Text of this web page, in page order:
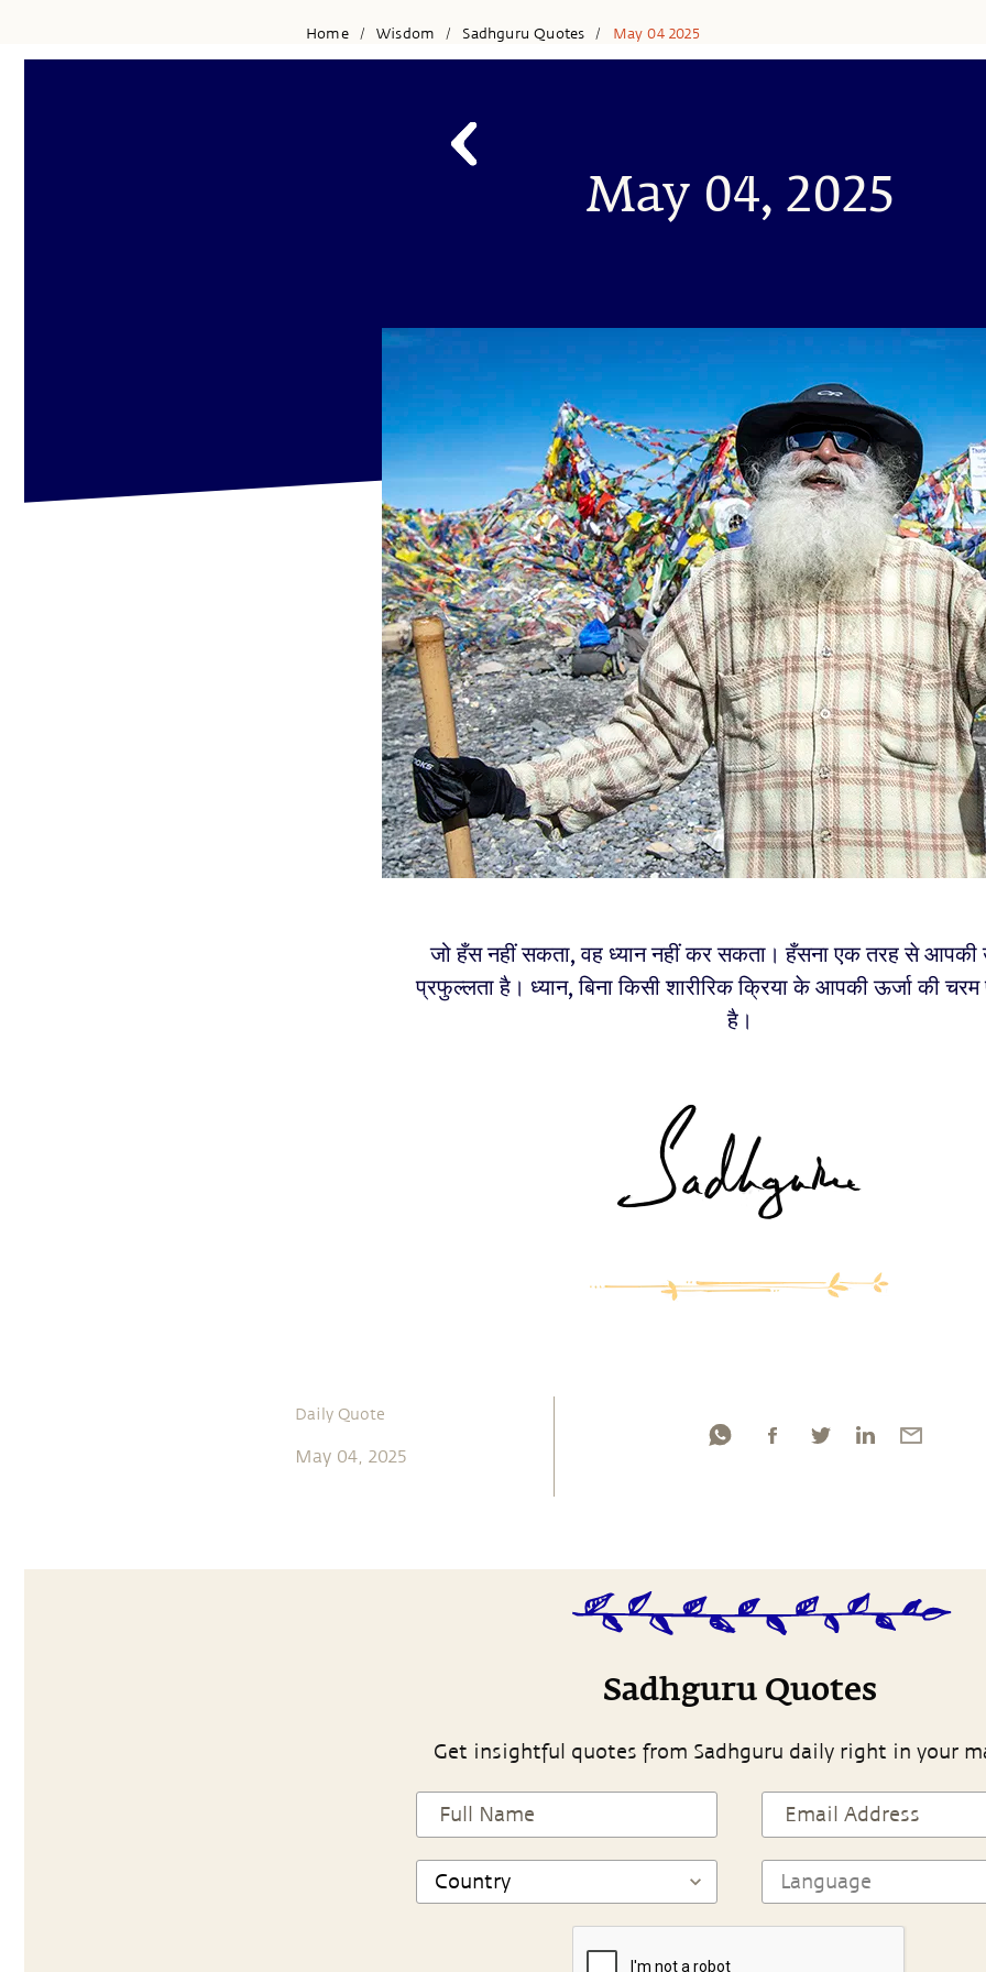
Home / Wisdom / Sadhguru Quotes / May 04 2025
May 04, 2025
जो हँस नहीं सकता, वह ध्यान नहीं कर सकता। हँसना एक तरह से आपकी
प्रफुल्लता है। ध्यान, बिना किसी शारीरिक क्रिया के आपकी ऊर्जा की
है।
Daily Quote
May 04, 2025
Sadhguru Quotes
Get insightful quotes from Sadhguru daily right in your